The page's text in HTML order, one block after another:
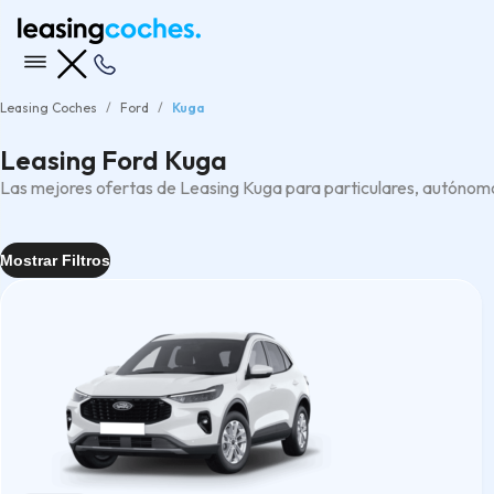
Leasing Coches Ford Kuga
Leasing Ford Kuga
Las mejores ofertas de Leasing Kuga para particulares,
Mostrar Filtros
Inmediata(1)
Rápida(2)